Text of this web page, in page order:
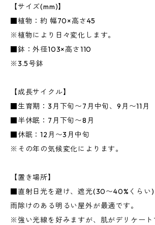
【サイズ(mm)】
■植物：約 幅70×高さ45
※植物により日々変化します。
■鉢：外径103×高さ110
※3.5号鉢
【成長サイクル】
■生育期：3月下旬〜7月中旬、9月〜11月
■半休眠：7月下旬〜8月
■休眠：12月〜3月中旬
※その年の気候変化によります。
【置き場所】
■直射日光を避け、遮光(30〜40%くらい)
雨除けのある明るい屋外が最適です。
※強い光線を好みますが、肌がデリケート